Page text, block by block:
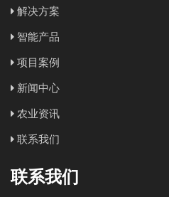
解决方案
智能产品
项目案例
新闻中心
农业资讯
联系我们
联系我们